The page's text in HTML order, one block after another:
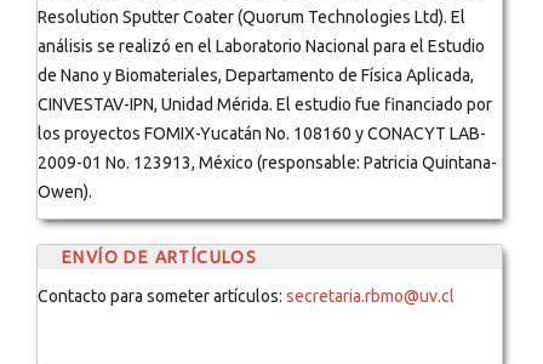
Resolution Sputter Coater (Quorum Technologies Ltd). El
análisis se realizó en el Laboratorio Nacional para el Estudio
de Nano y Biomateriales, Departamento de Física Aplicada,
CINVESTAV-IPN, Unidad Mérida. El estudio fue financiado por
los proyectos FOMIX-Yucatán No. 108160 y CONACYT LAB-
2009-01 No. 123913, México (responsable: Patricia Quintana-
Owen).
ENVÍO DE ARTÍCULOS
Contacto para someter artículos: secretaria.rbmo@uv.cl